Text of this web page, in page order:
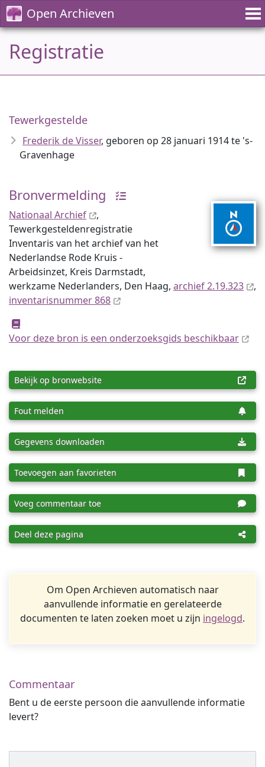
Open Archieven
Registratie
Tewerkgestelde
Frederik de Visser, geboren op 28 januari 1914 te 's-
Gravenhage
Bronvermelding
Nationaal Archief
,
Tewerkgesteldenregistratie
Inventaris van het archief van het
Nederlandse Rode Kruis -
Arbeidsinzet, Kreis Darmstadt,
werkzame Nederlanders, Den Haag, archief 2.19.323
,
inventaris­num­mer 868
Voor deze bron is een onderzoeksgids beschikbaar
Bekijk op bronwebsite
Fout melden
Gegevens downloaden
Toevoegen aan favorieten
Voeg commentaar toe
Deel deze pagina
Om Open Archieven automatisch naar
aanvullende informatie en gerelateerde
documenten te laten zoeken moet u zijn ingelogd.
Commentaar
Bent u de eerste persoon die aanvullende informatie
levert?